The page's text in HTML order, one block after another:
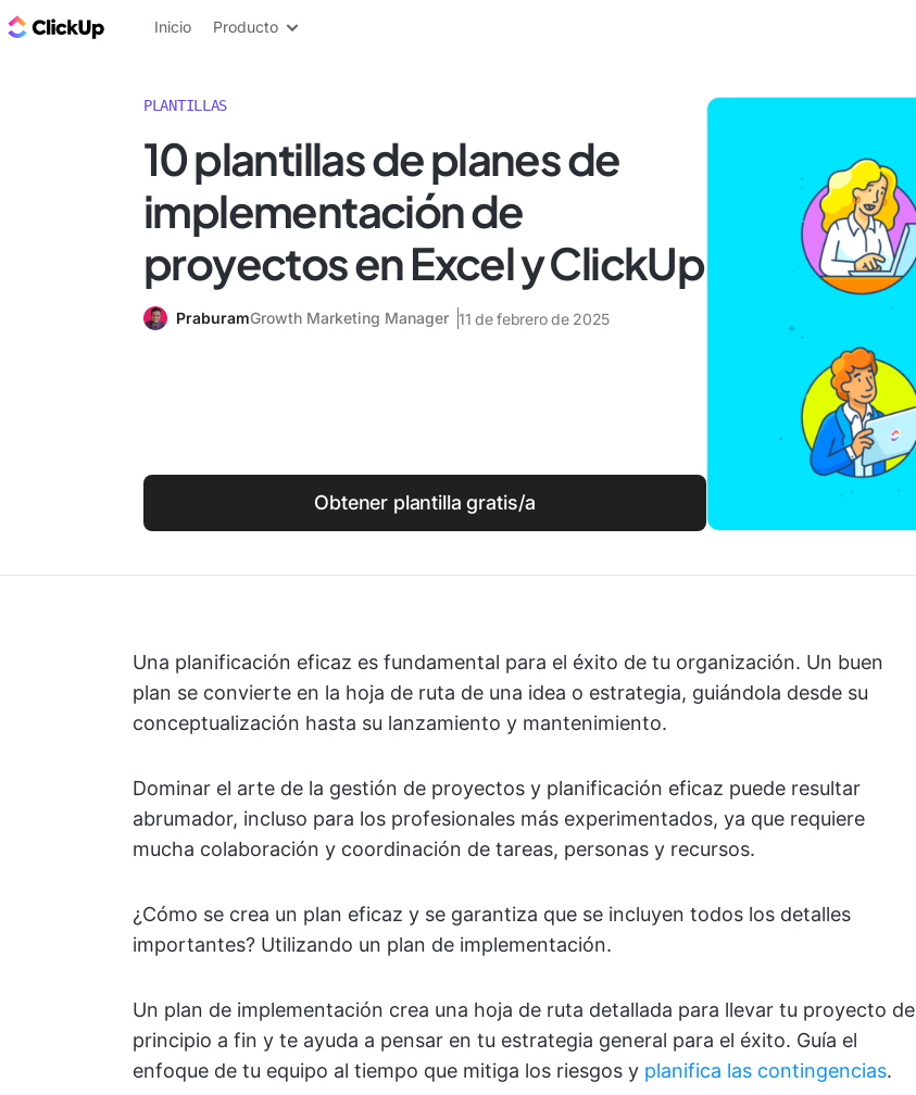
ClickUp Blog
Inicio Producto
PLANTILLAS
10 plantillas de planes de
implementación de
proyectos en Excel y ClickUp
PraburamGrowth Marketing Manager 11 de febrero de 2025
Obtener plantilla gratis/a
Una planificación eficaz es fundamental para el éxito de tu organización. Un buen
plan se convierte en la hoja de ruta de una idea o estrategia, guiándola desde su
conceptualización hasta su lanzamiento y mantenimiento.
Dominar el arte de la gestión de proyectos y planificación eficaz puede resultar
abrumador, incluso para los profesionales más experimentados, ya que requiere
mucha colaboración y coordinación de tareas, personas y recursos.
¿Cómo se crea un plan eficaz y se garantiza que se incluyen todos los detalles
importantes? Utilizando un plan de implementación.
Un plan de implementación crea una hoja de ruta detallada para llevar tu proyecto de
principio a fin y te ayuda a pensar en tu estrategia general para el éxito. Guía el
enfoque de tu equipo al tiempo que mitiga los riesgos y planifica las contingencias.